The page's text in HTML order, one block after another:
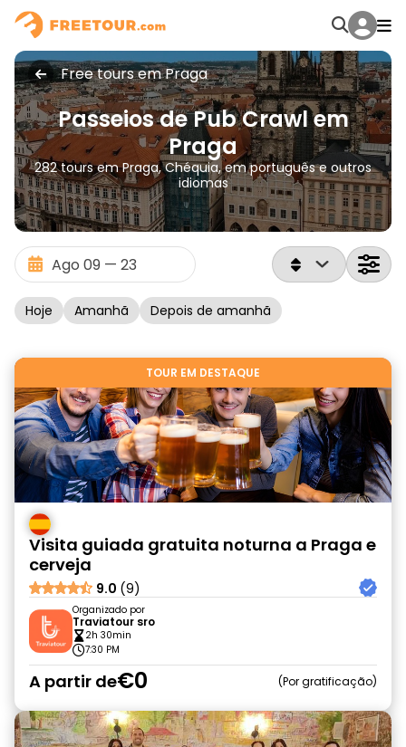
Free tours em Praga
Passeios de Pub Crawl em
Praga
282 tours em Praga, Chéquia, em português e outros
idiomas
Hoje Amanhã Depois de amanhã
TOUR EM DESTAQUE
Visita guiada gratuita noturna a Praga e
cerveja
9.0 (9)
Organizado por
Traviatour sro
2h 30min
7:30 PM
A partir de€0 Por gratificação